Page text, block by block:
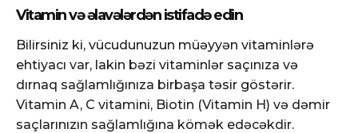
Vitamin və əlavələrdən istifadə edin
Bilirsiniz ki, vücudunuzun müəyyən vitaminlərə
ehtiyacı var, lakin bəzi vitaminlər saçınıza və
dırnaq sağlamlığınıza birbaşa təsir göstərir.
Vitamin A, C vitamini, Biotin (Vitamin H) və dəmir
saçlarınızın sağlamlığına kömək edəcəkdir.